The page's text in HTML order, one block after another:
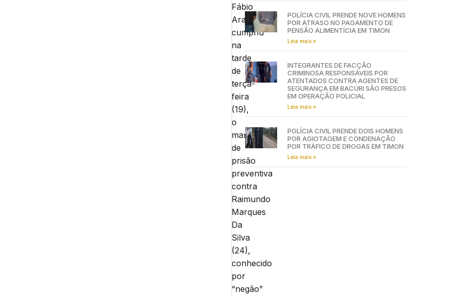
Fábio
Aragão,
cumpriu
na
tarde
de
terça-
feira
(19),
o
mandado
de
prisão
preventiva
contra
Raimundo
Marques
Da
Silva
(24),
conhecido
por
“negão”
POLÍCIA CIVIL PRENDE NOVE HOMENS
POR ATRASO NO PAGAMENTO DE
PENSÃO ALIMENTÍCIA EM TIMON
Leia mais »
INTEGRANTES DE FACÇÃO
CRIMINOSA RESPONSÁVEIS POR
ATENTADOS CONTRA AGENTES DE
SEGURANÇA EM BACURI SÃO PRESOS
EM OPERAÇÃO POLICIAL
Leia mais »
POLÍCIA CIVIL PRENDE DOIS HOMENS
POR AGIOTAGEM E CONDENAÇÃO
POR TRÁFICO DE DROGAS EM TIMON
Leia mais »